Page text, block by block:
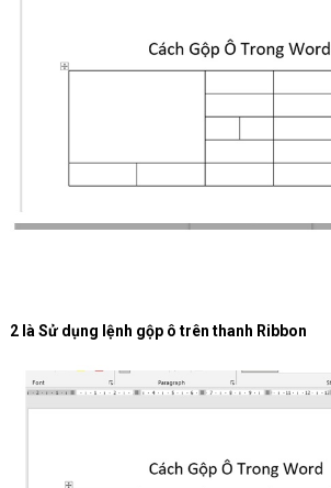
2 là Sử dụng lệnh gộp ô trên thanh Ribbon